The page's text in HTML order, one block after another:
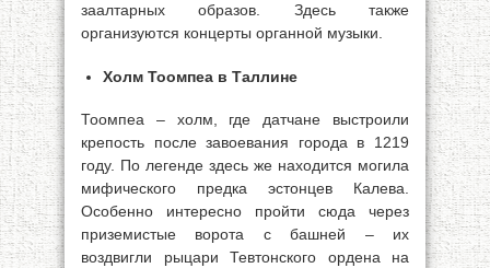
заалтарных образов. Здесь также
организуются концерты органной музыки.
Холм Тоомпеа в Таллине
Тоомпеа – холм, где датчане выстроили
крепость после завоевания города в 1219
году. По легенде здесь же находится могила
мифического предка эстонцев Калева.
Особенно интересно пройти сюда через
приземистые ворота с башней – их
воздвигли рыцари Тевтонского ордена на